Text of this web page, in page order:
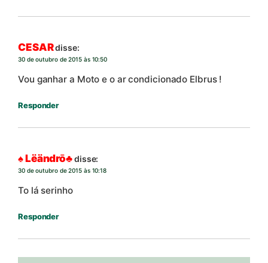
CESARdisse:
30 de outubro de 2015 às 10:50
Vou ganhar a Moto e o ar condicionado Elbrus !
Responder
♠ Lëändrō♣disse:
30 de outubro de 2015 às 10:18
To lá serinho
Responder